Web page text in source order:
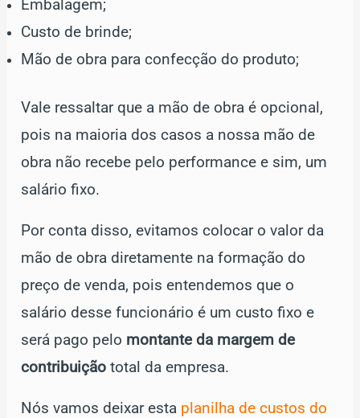
Embalagem;
Custo de brinde;
Mão de obra para confecção do produto;
Vale ressaltar que a mão de obra é opcional,
pois na maioria dos casos a nossa mão de
obra não recebe pelo performance e sim, um
salário fixo.
Por conta disso, evitamos colocar o valor da
mão de obra diretamente na formação do
preço de venda, pois entendemos que o
salário desse funcionário é um custo fixo e
será pago pelo montante da margem de
contribuição total da empresa.
Nós vamos deixar esta planilha de custos do